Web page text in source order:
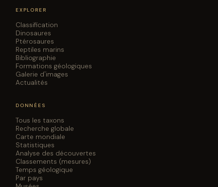
EXPLORER
Classification
Dinosaures
Ptérosaures
Reptiles marins
Bibliographie
Formations géologiques
Galerie d'images
Actualités
DONNÉES
Tous les taxons
Recherche globale
Carte mondiale
Statistiques
Analyse des découvertes
Classements (mesures)
Temps géologique
Par pays